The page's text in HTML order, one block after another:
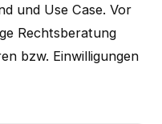
und Use Case. Vor
Rechtsberatung
bzw. Einwilligungen